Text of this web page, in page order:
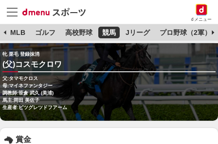
dメニュー
MLB ゴルフ 高校野球 競馬 Jリーグ プロ野球（2軍）
牝 栗毛 登録抹消
(父)コスモクロワ
父:タマモクロス
母:マイネファンタジー
調教師:笹倉 武久 (美浦)
馬主:岡田 美佐子
生産者:ビツグレツドフアーム
賞金